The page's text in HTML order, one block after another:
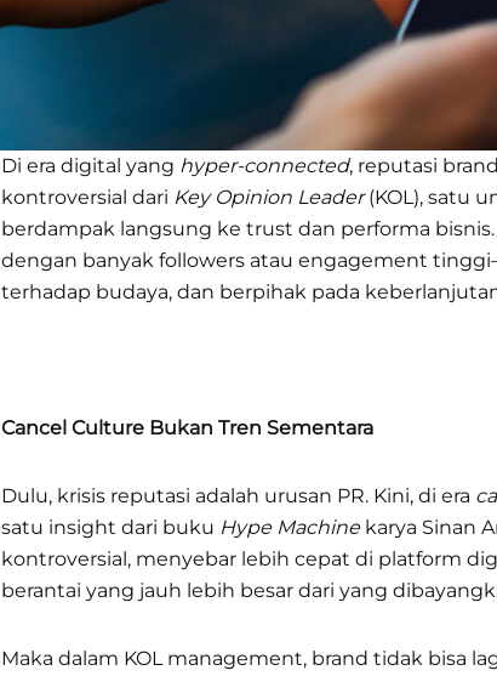
Di era digital yang hyper-connected, reputasi
kontroversial dari Key Opinion Leader(KOL), satu
berdampak langsung ke trust dan performa
dengan banyak followers atau engagement
terhadap budaya, dan berpihak pada
Cancel Culture Bukan Tren Sementara
Dulu, krisis reputasi adalah urusan PR. Kini, di era
satu insight dari buku Hype Machinekarya Sinan
kontroversial, menyebar lebih cepat di platform
berantai yang jauh lebih besar dari yang
Maka dalam KOL management, brand tidak bisa